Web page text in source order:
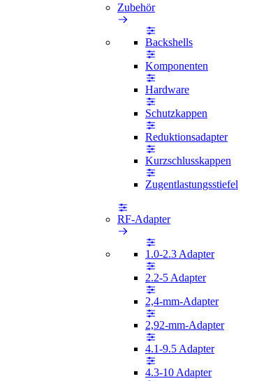
Zubehör
Backshells
Komponenten
Hardware
Schutzkappen
Reduktionsadapter
Kurzschlusskappen
Zugentlastungsstiefel
RF-Adapter
1.0-2.3 Adapter
2.2-5 Adapter
2,4-mm-Adapter
2,92-mm-Adapter
4.1-9.5 Adapter
4.3-10 Adapter